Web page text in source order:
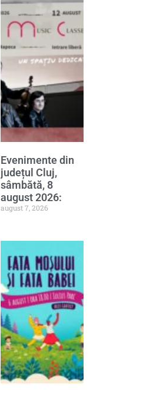
Evenimente din
județul Cluj,
sâmbătă, 8
august 2026:
august 7, 2026